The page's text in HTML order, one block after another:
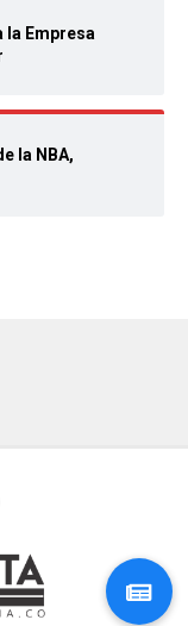
la Empresa
la NBA,